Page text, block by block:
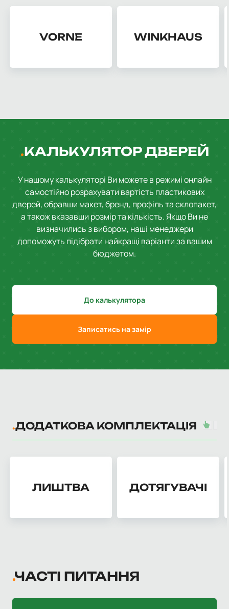
VORNE WINKHAUS
КАЛЬКУЛЯТОР ДВЕРЕЙ
У нашому калькуляторі Ви можете в режимі онлайн
самостійно розрахувати вартість пластикових
дверей, обравши макет, бренд, профіль та склопакет,
а також вказавши розмір та кількість. Якщо Ви не
визначились з вибором, наші менеджери
допоможуть підібрати найкращі варіанти за вашим
бюджетом.
До калькулятора
Записатись на замір
ДОДАТКОВА КОМПЛЕКТАЦІЯ
ЛИШТВА ДОТЯГУВАЧІ
ЧАСТІ ПИТАННЯ